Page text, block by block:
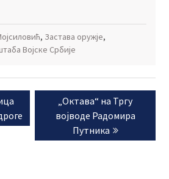
, Застава оружје,
Војске Србије
Next
post:
„Октава“ на Тргу
војводе Радомира
Путника